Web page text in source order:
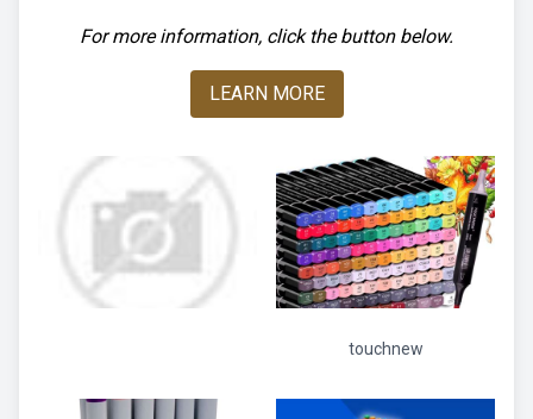
For more information, click the button below.
LEARN MORE
touchnew